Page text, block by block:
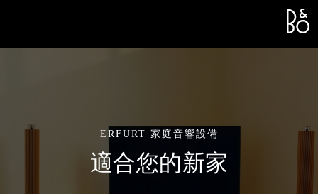
ERFURT 家庭音響設備
適合您的新家